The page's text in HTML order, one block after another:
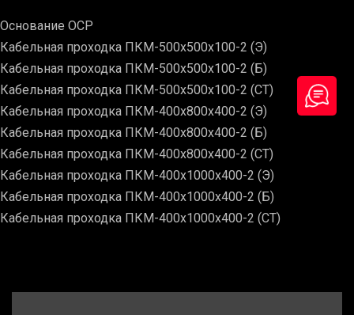
Основание ОСР
Кабельная проходка ПКМ-500х500х100-2 (Э)
Кабельная проходка ПКМ-500х500х100-2 (Б)
Кабельная проходка ПКМ-500х500х100-2 (СТ)
Кабельная проходка ПКМ-400х800х400-2 (Э)
Кабельная проходка ПКМ-400х800х400-2 (Б)
Кабельная проходка ПКМ-400х800х400-2 (СТ)
Кабельная проходка ПКМ-400х1000х400-2 (Э)
Кабельная проходка ПКМ-400х1000х400-2 (Б)
Кабельная проходка ПКМ-400х1000х400-2 (СТ)